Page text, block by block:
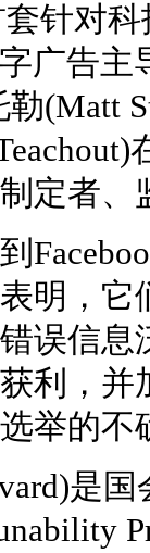
针对
广告
勒(Matt
定者、
明，
误信
利，
举的不
是